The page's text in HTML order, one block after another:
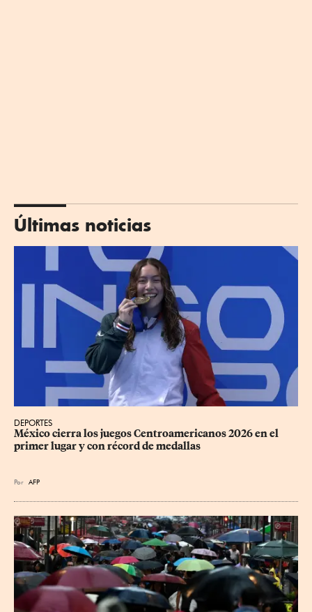
Últimas noticias
DEPORTES
México cierra los juegos Centroamericanos 2026 en el
primer lugar y con récord de medallas
Por AFP